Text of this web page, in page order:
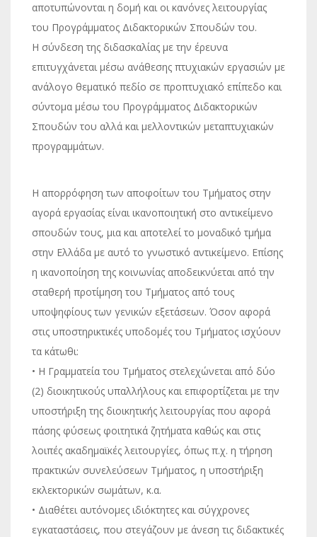
αποτυπώνονται η δομή και οι κανόνες λειτουργίας
του Προγράμματος Διδακτορικών Σπουδών του.
Η σύνδεση της διδασκαλίας με την έρευνα
επιτυγχάνεται μέσω ανάθεσης πτυχιακών εργασιών με
ανάλογο θεματικό πεδίο σε προπτυχιακό επίπεδο και
σύντομα μέσω του Προγράμματος Διδακτορικών
Σπουδών του αλλά και μελλοντικών μεταπτυχιακών
προγραμμάτων.
Η απορρόφηση των αποφοίτων του Τμήματος στην
αγορά εργασίας είναι ικανοποιητική στο αντικείμενο
σπουδών τους, μια και αποτελεί το μοναδικό τμήμα
στην Ελλάδα με αυτό το γνωστικό αντικείμενο. Επίσης
η ικανοποίηση της κοινωνίας αποδεικνύεται από την
σταθερή προτίμηση του Τμήματος από τους
υποψηφίους των γενικών εξετάσεων. Όσον αφορά
στις υποστηρικτικές υποδομές του Τμήματος ισχύουν
τα κάτωθι:
• Η Γραμματεία του Τμήματος στελεχώνεται από δύο
(2) διοικητικούς υπαλλήλους και επιφορτίζεται με την
υποστήριξη της διοικητικής λειτουργίας που αφορά
πάσης φύσεως φοιτητικά ζητήματα καθώς και στις
λοιπές ακαδημαϊκές λειτουργίες, όπως π.χ. η τήρηση
πρακτικών συνελεύσεων Τμήματος, η υποστήριξη
εκλεκτορικών σωμάτων, κ.α.
• Διαθέτει αυτόνομες ιδιόκτητες και σύγχρονες
εγκαταστάσεις, που στεγάζουν με άνεση τις διδακτικές